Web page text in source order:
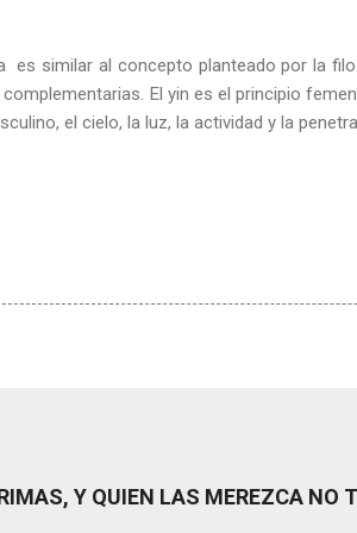
es similar al concepto planteado por la
El yin es el principio
el cielo, la luz, la actividad y la
Y QUIEN LAS MEREZCA NO